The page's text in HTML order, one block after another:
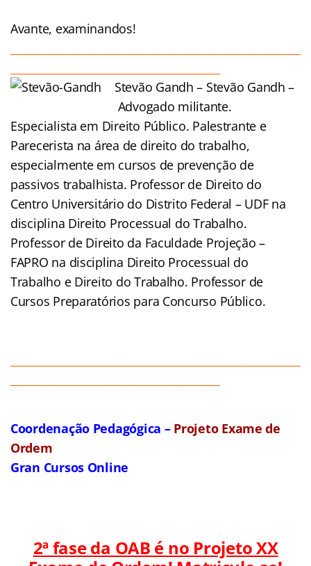
Avante, examinandos!
Stevão Gandh – Stevão Gandh –
Advogado militante.
Especialista em Direito Público. Palestrante e
Parecerista na área de direito do trabalho,
especialmente em cursos de prevenção de
passivos trabalhista. Professor de Direito do
Centro Universitário do Distrito Federal – UDF na
disciplina Direito Processual do Trabalho.
Professor de Direito da Faculdade Projeção –
FAPRO na disciplina Direito Processual do
Trabalho e Direito do Trabalho. Professor de
Cursos Preparatórios para Concurso Público.
Coordenação Pedagógica – Projeto Exame de
Ordem
Gran Cursos Online
2ª fase da OAB é no Projeto XX